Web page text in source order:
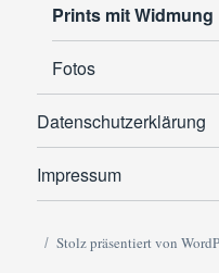
Prints mit Widmung
Fotos
Datenschutzerklärung
Impressum
Stolz präsentiert von